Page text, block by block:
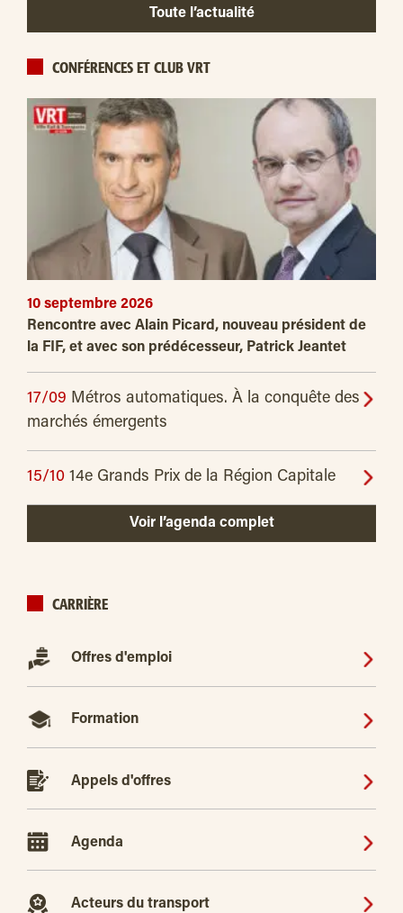
Toute l’actualité
CONFÉRENCES ET CLUB VRT
10 septembre 2026
Rencontre avec Alain Picard, nouveau président de
la FIF, et avec son prédécesseur, Patrick Jeantet
17/09 Métros automatiques. À la conquête des
marchés émergents
15/10 14e Grands Prix de la Région Capitale
Voir l’agenda complet
CARRIÈRE
Offres d'emploi
Formation
Appels d'offres
Agenda
Acteurs du transport